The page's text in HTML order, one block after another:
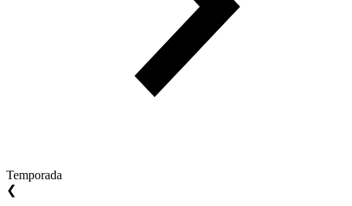
Temporada
❮